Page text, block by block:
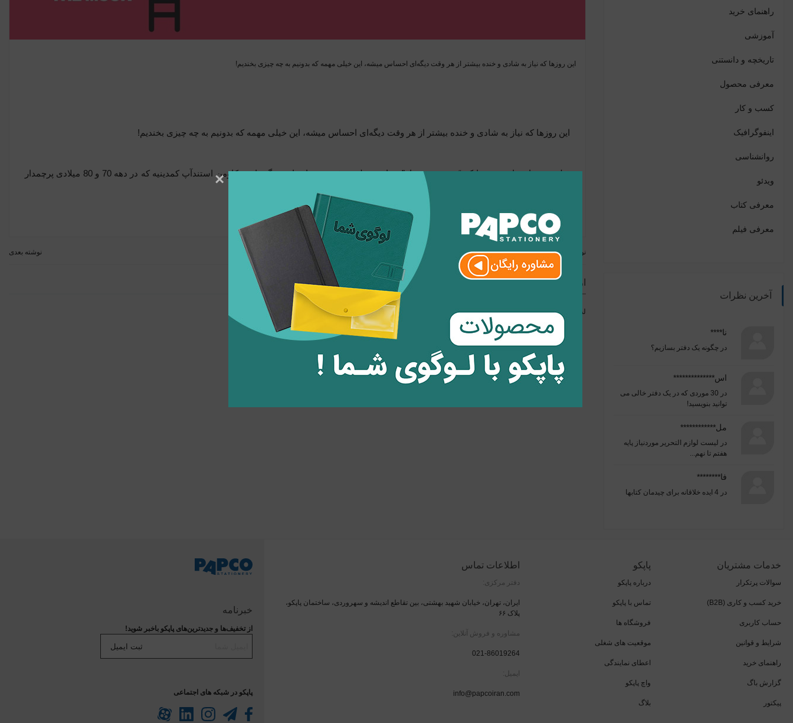
راهنمای خرید
آموزشی
تاریخچه و دانستنی
معرفی محصول
کسب و کار
اینفوگرافیک
روانشناسی
ویدئو
معرفی کتاب
معرفی فیلم
آخرین نظرات
نا****
در چگونه یک دفتر بسازیم؟
اس**************
در
30 موردی که در یک دفتر خالی می
توانید بنویسید!
مل************
در لیست لوازم التحریر موردنیاز پایه
هفتم تا نهم...
فا********
در 4 ایده خلاقانه برای چیدمان کتابها
این روز‌ها که نیاز به شادی و خنده بیشتر از هر وقت دیگه‌ای احساس میشه، این خیلی مهمه که بدونیم به چه چیزی بخندیم!
این روز‌ها که نیاز به شادی و خنده بیشتر از هر وقت دیگه‌ای احساس میشه، این خیلی مهمه که بدونیم به چه چیزی بخندیم!
فیلم پیشنهادی این هفته پاپکو “مردی روی ماه”، ساخته میلوش فورمن، داستان زندگی اندی کاومن استندآپ کمدینیه که در دهه 70 و 80 میلادی پرچمدار
نوشته قبلی نوشته بعدی
ارسال نظر
لطفا برای ارسال نظرواردشوید.
خدمات مشتریان
سوالات پرتکرار
خرید کسب و کاری (B2B)
حساب کاربری
شرایط و قوانین
راهنمای خرید
گزارش باگ
پیکتور
پاپکو
درباره پاپکو
تماس با پاپکو
فروشگاه ها
موقعیت های شغلی
اعطای نمایندگی
واچ پاپکو
بلاگ
اطلاعات تماس
دفتر مرکزی:
ایران، تهران، خیابان شهید بهشتی، بین تقاطع اندیشه و سهروردی، ساختمان پاپکو،
پلاک ۶۶
مشاوره و فروش آنلاین:
021-86019264
ایمیل:
info@papcoiran.com
خبرنامه
از تخفیف‌ها و جدیدترین‌های پاپکو باخبر شوید!
ثبت ایمیل
پاپکو در شبکه های اجتماعی
×